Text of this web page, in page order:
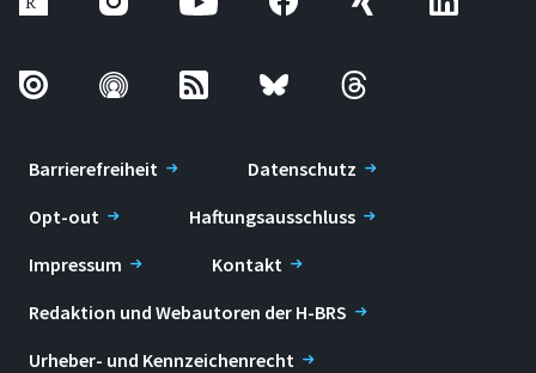
Barrierefreiheit
Datenschutz
Opt-out
Haftungsausschluss
Impressum
Kontakt
Redaktion und Webautoren der H-BRS
Urheber- und Kennzeichenrecht